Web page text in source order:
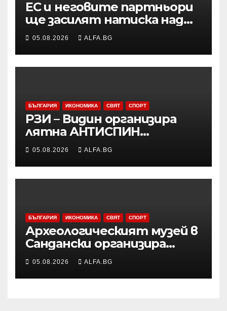
ЕС и неговите партньори
ще засилят натиска над
Русия чрез санкции и ще
продължат да подкрепят
Украйна във военно
отношение, подчерта
05.08.2026 ALFA.BG
БЪЛГАРИЯ ИКОНОМИКА СВЯТ СПОРТ
РЗИ – Видин организира
лятна АНТИСПИН
кампания с безплатни и
анонимни изследвания
05.08.2026 ALFA.BG
БЪЛГАРИЯ ИКОНОМИКА СВЯТ СПОРТ
Археологическият музей в
Сандански организира
лятна школа за деца
05.08.2026 ALFA.BG